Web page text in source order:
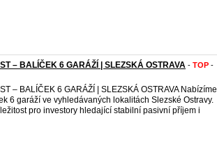
– BALÍČEK 6 GARÁŽÍ | SLEZSKÁ OSTRAVA - TOP -
– BALÍČEK 6 GARÁŽÍ | SLEZSKÁ OSTRAVA Nabízíme
6 garáží ve vyhledávaných lokalitách Slezské Ostravy.
pro investory hledající stabilní pasivní příjem i